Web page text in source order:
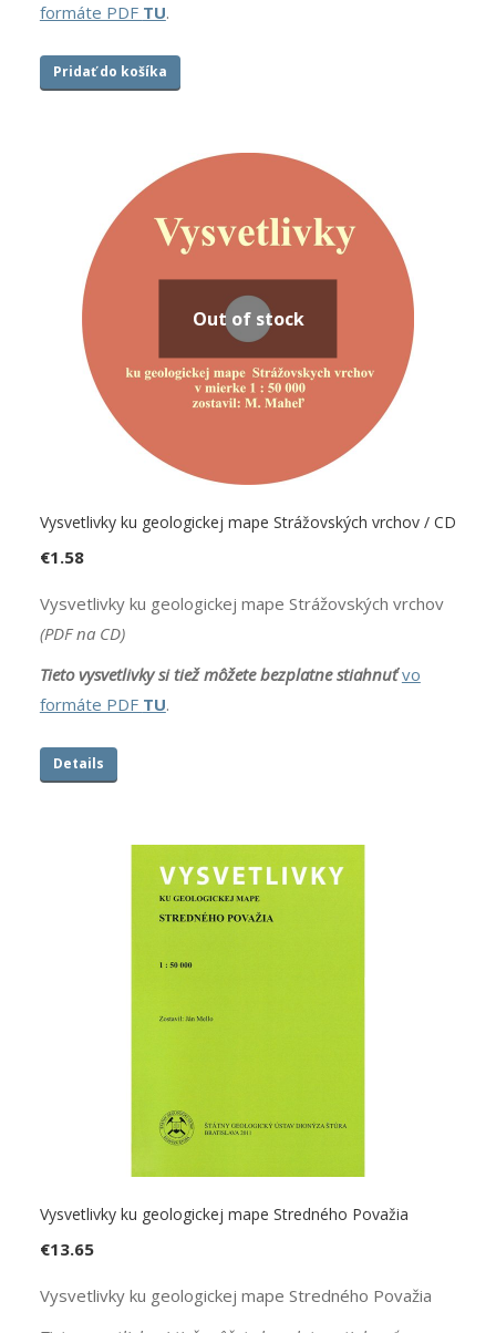
formáte PDF TU.
Pridať do košíka
Out of stock
Vysvetlivky ku geologickej mape Strážovských vrchov / CD
€1.58
Vysvetlivky ku geologickej mape Strážovských vrchov
(PDF na CD)
Tieto vysvetlivky si tiež môžete bezplatne stiahnuť vo
formáte PDF TU.
Details
Vysvetlivky ku geologickej mape Stredného Považia
€13.65
Vysvetlivky ku geologickej mape Stredného Považia